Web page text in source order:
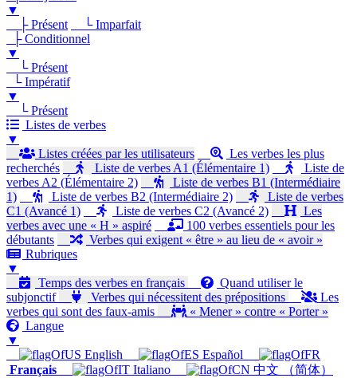
▼
├ Présent
└ Imparfait
├ Conditionnel
▼
└ Présent
└ Impératif
▼
└ Présent
Listes de verbes
▼
Listes créées par les utilisateurs
Les verbes les plus
recherchés
Liste de verbes A1 (Élémentaire 1)
Liste de
verbes A2 (Élémentaire 2)
Liste de verbes B1 (Intermédiaire
1)
Liste de verbes B2 (Intermédiaire 2)
Liste de verbes
C1 (Avancé 1)
Liste de verbes C2 (Avancé 2)
Les
verbes avec une « H » aspiré
100 verbes essentiels pour les
débutants
Verbes qui exigent « être » au lieu de « avoir »
Rubriques
▼
Temps des verbes en français
Quand utiliser le
subjonctif
Verbes qui nécessitent des prépositions
Les
verbes qui sont des faux-amis
« Mener » contre « Porter »
Langue
▼
English
Español
Français
Italiano
中文 （简体）